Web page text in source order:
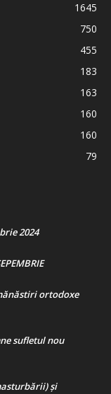
1645
750
455
183
163
160
160
79
2024
ortodoxe
sufletul nou
şi